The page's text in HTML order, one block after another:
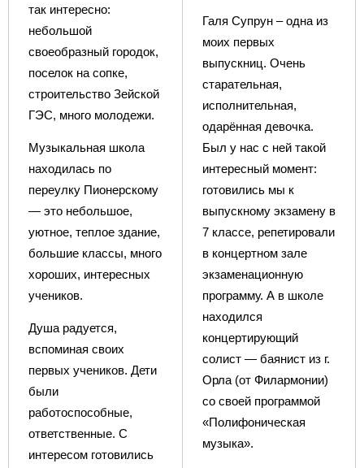
так интересно:
небольшой
своеобразный городок,
поселок на сопке,
строительство Зейской
ГЭС, много молодежи.
Музыкальная школа
находилась по
переулку Пионерскому
— это небольшое,
уютное, теплое здание,
большие классы, много
хороших, интересных
учеников.
Душа радуется,
вспоминая своих
первых учеников. Дети
были
работоспособные,
ответственные. С
интересом готовились
Галя Супрун – одна из
моих первых
выпускниц. Очень
старательная,
исполнительная,
одарённая девочка.
Был у нас с ней такой
интересный момент:
готовились мы к
выпускному экзамену в
7 классе, репетировали
в концертном зале
экзаменационную
программу. А в школе
находился
концертирующий
солист — баянист из г.
Орла (от Филармонии)
со своей программой
«Полифоническая
музыка».